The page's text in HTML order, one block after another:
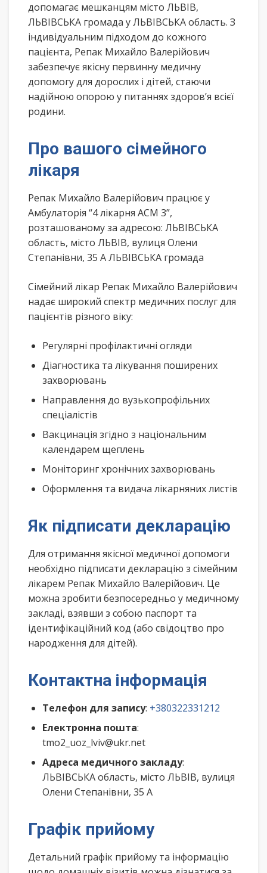
допомагає мешканцям місто ЛЬВІВ,
ЛЬВІВСЬКА громада у ЛЬВІВСЬКА область. З
індивідуальним підходом до кожного
пацієнта, Репак Михайло Валерійович
забезпечує якісну первинну медичну
допомогу для дорослих і дітей, стаючи
надійною опорою у питаннях здоров’я всієї
родини.
Про вашого сімейного
лікаря
Репак Михайло Валерійович працює у
Амбулаторія “4 лікарня АСМ 3”,
розташованому за адресою: ЛЬВІВСЬКА
область, місто ЛЬВІВ, вулиця Олени
Степанівни, 35 А ЛЬВІВСЬКА громада
Сімейний лікар Репак Михайло Валерійович
надає широкий спектр медичних послуг для
пацієнтів різного віку:
Регулярні профілактичні огляди
Діагностика та лікування поширених
захворювань
Направлення до вузькопрофільних
спеціалістів
Вакцинація згідно з національним
календарем щеплень
Моніторинг хронічних захворювань
Оформлення та видача лікарняних листів
Як підписати декларацію
Для отримання якісної медичної допомоги
необхідно підписати декларацію з сімейним
лікарем Репак Михайло Валерійович. Це
можна зробити безпосередньо у медичному
закладі, взявши з собою паспорт та
ідентифікаційний код (або свідоцтво про
народження для дітей).
Контактна інформація
Телефон для запису: +380322331212
Електронна пошта:
tmo2_uoz_lviv@ukr.net
Адреса медичного закладу:
ЛЬВІВСЬКА область, місто ЛЬВІВ, вулиця
Олени Степанівни, 35 А
Графік прийому
Детальний графік прийому та інформацію